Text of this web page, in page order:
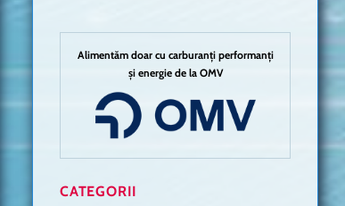
Alimentăm doar cu carburanți performanți
și energie de la OMV
CATEGORII